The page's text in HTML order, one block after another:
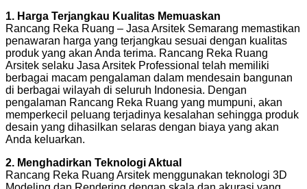
1. Harga Terjangkau Kualitas Memuaskan
Rancang Reka Ruang – Jasa Arsitek Semarang memastikan
penawaran harga yang terjangkau sesuai dengan kualitas
produk yang akan Anda terima. Rancang Reka Ruang
Arsitek selaku Jasa Arsitek Professional telah memiliki
berbagai macam pengalaman dalam mendesain bangunan
di berbagai wilayah di seluruh Indonesia. Dengan
pengalaman Rancang Reka Ruang yang mumpuni, akan
memperkecil peluang terjadinya kesalahan sehingga produk
desain yang dihasilkan selaras dengan biaya yang akan
Anda keluarkan.
2. Menghadirkan Teknologi Aktual
Rancang Reka Ruang Arsitek menggunakan teknologi 3D